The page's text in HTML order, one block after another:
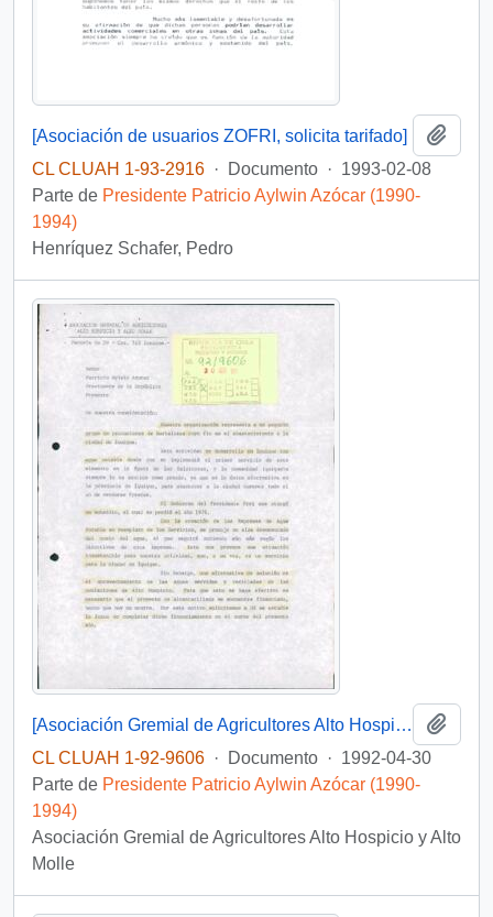
[Asociación de usuarios ZOFRI, solicita tarifado]
CL CLUAH 1-93-2916 · Documento · 1993-02-08
Parte de Presidente Patricio Aylwin Azócar (1990-
1994)
Henríquez Schafer, Pedro
[Asociación Gremial de Agricultores Alto Hospicio y Alto Molle, solicita ayuda para la ejecución de proyecto de alcantarillados]
CL CLUAH 1-92-9606 · Documento · 1992-04-30
Parte de Presidente Patricio Aylwin Azócar (1990-
1994)
Asociación Gremial de Agricultores Alto Hospicio y Alto
Molle